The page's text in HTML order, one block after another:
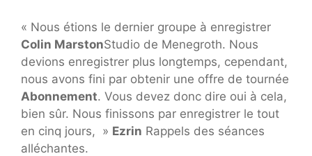
« Nous étions le dernier groupe à enregistrer
Colin MarstonStudio de Menegroth. Nous
devions enregistrer plus longtemps, cependant,
nous avons fini par obtenir une offre de tournée
Abonnement. Vous devez donc dire oui à cela,
bien sûr. Nous finissons par enregistrer le tout
en cinq jours, » Ezrin Rappels des séances
alléchantes.